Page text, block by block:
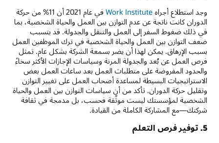
وجد استطلاع أجراه Work Institute
في عام 2021 أن 11% من حركة
الدوران كانت ناتجة عن عدم التوازن بين العمل والحياة الشخصية، بما
في ذلك ضغوط السفر إلى العمل والتنقل والجدولة. قد يتسبب
ضعف التوازن بين العمل والحياة الشخصية في ترك الموظفين العمل
بسبب الإرهاق. يمكن لهذا أن يضر بسمعة الشركة بشكل عام. تمثل
فرص العمل عن بُعد والجدولة المرنة وسياسات الإجازات الأكثر سخاءً
والحدود المفروضة على متطلبات العمل بعد ساعات العمل بعض
الاستراتيجيات البسيطة لمساعدة أصحاب العمل على تغيير التوازن
وتقليل حركة الدوران. تأكد من أن سياسات التوازن بين العمل والحياة
الشخصية لمؤسستك ليست موثّقة فحسب، بل مدمجة في ثقافة
شركتك—مع المشاركة الكاملة من القيادة.
5. توفير فرص التعلم